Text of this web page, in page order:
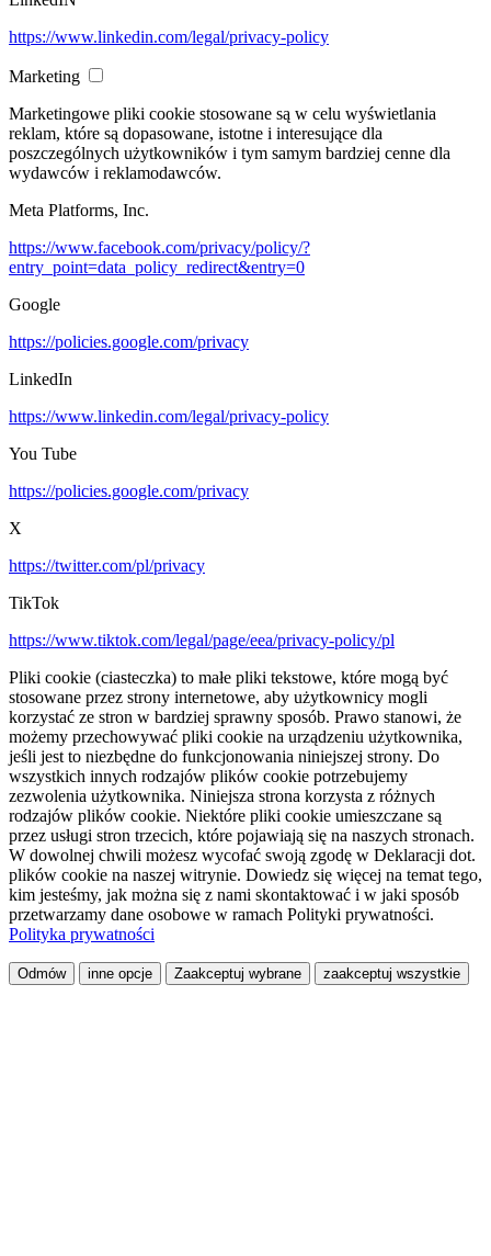
https://www.linkedin.com/legal/privacy-policy
Marketing
Marketingowe pliki cookie stosowane są w celu wyświetlania
reklam, które są dopasowane, istotne i interesujące dla
poszczególnych użytkowników i tym samym bardziej cenne dla
wydawców i reklamodawców.
Meta Platforms, Inc.
https://www.facebook.com/privacy/policy/?
entry_point=data_policy_redirect&entry=0
Google
https://policies.google.com/privacy
LinkedIn
https://www.linkedin.com/legal/privacy-policy
You Tube
https://policies.google.com/privacy
X
https://twitter.com/pl/privacy
TikTok
https://www.tiktok.com/legal/page/eea/privacy-policy/pl
Pliki cookie (ciasteczka) to małe pliki tekstowe, które mogą być
stosowane przez strony internetowe, aby użytkownicy mogli
korzystać ze stron w bardziej sprawny sposób. Prawo stanowi, że
możemy przechowywać pliki cookie na urządzeniu użytkownika,
jeśli jest to niezbędne do funkcjonowania niniejszej strony. Do
wszystkich innych rodzajów plików cookie potrzebujemy
zezwolenia użytkownika. Niniejsza strona korzysta z różnych
rodzajów plików cookie. Niektóre pliki cookie umieszczane są
przez usługi stron trzecich, które pojawiają się na naszych stronach.
W dowolnej chwili możesz wycofać swoją zgodę w Deklaracji dot.
plików cookie na naszej witrynie. Dowiedz się więcej na temat tego,
kim jesteśmy, jak można się z nami skontaktować i w jaki sposób
przetwarzamy dane osobowe w ramach Polityki prywatności.
Polityka prywatności
Odmów inne opcje Zaakceptuj wybrane zaakceptuj wszystkie